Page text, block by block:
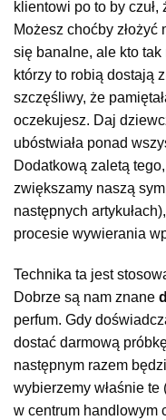
klientowi po to by
Możesz choćby
się banalne, ale kto
którzy to robią dostają
szczęśliwy, że
oczekujesz. Daj
ubóstwiała ponad
Dodatkową zaletą
zwiększamy naszą
następnych
procesie wywierania
Technika ta jest
Dobrze są nam znane
perfum. Gdy
dostać darmową
następnym razem
wybierzemy właśnie te
w centrum handlowym